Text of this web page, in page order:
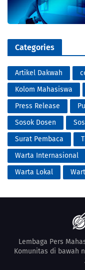
Categories
Artikel Dakwah
Kolom Mahasiswa
Press Release
Sosok Dosen
Surat Pembaca
Warta Internasional
Warta Lokal
Lembaga Pers
Komunitas di bawah